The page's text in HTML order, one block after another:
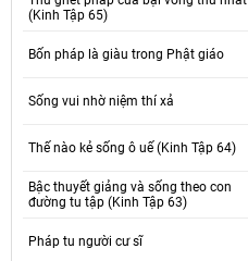
(Kinh Tập 65)
Bốn pháp là giàu trong Phật giáo
Sống vui nhờ niệm thí xả
Thế nào kẻ sống ô uế (Kinh Tập 64)
Bậc thuyết giảng và sống theo con
đường tu tập (Kinh Tập 63)
Pháp tu người cư sĩ